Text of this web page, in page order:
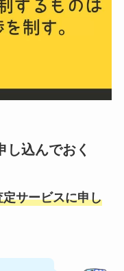
し込んでおく
サービスに申し